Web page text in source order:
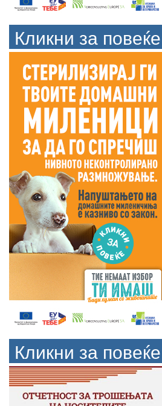
Кликни за повеќе
Кликни за повеќе